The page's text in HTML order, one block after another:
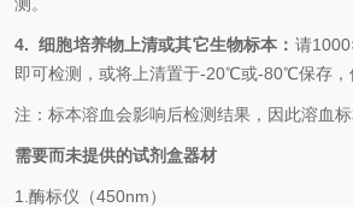
4. 细胞培养物上清或其它生物标本： 请
即可检测，或将上清置于-20℃或-80℃保存，
注：标本溶血会影响后检测结果，因此溶血标
需要而未提供的试剂盒器材
1. 酶标仪（450nm）